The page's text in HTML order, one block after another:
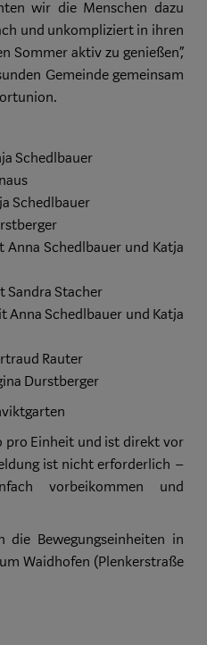
wir die Menschen dazu
und unkompliziert in ihren
Sommer aktiv zu genießen“,
Gemeinde gemeinsam
Schedlbauer
Schedlbauer
Anna Schedlbauer und Katja
Sandra Stacher
Anna Schedlbauer und Katja
Rauter
Durstberger
pro Einheit und ist direkt vor
ist nicht erforderlich –
vorbeikommen und
die Bewegungseinheiten in
Waidhofen (Plenkerstraße